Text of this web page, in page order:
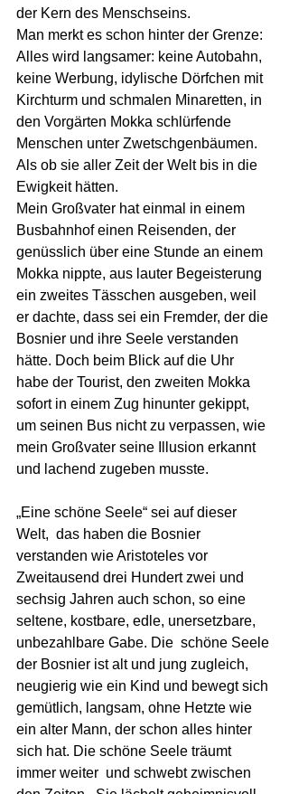
der Kern des Menschseins.
Man merkt es schon hinter der Grenze:
Alles wird langsamer: keine Autobahn,
keine Werbung, idylische Dörfchen mit
Kirchturm und schmalen Minaretten, in
den Vorgärten Mokka schlürfende
Menschen unter Zwetschgenbäumen.
Als ob sie aller Zeit der Welt bis in die
Ewigkeit hätten.
Mein Großvater hat einmal in einem
Busbahnhof einen Reisenden, der
genüsslich über eine Stunde an einem
Mokka nippte, aus lauter Begeisterung
ein zweites Tässchen ausgeben, weil
er dachte, dass sei ein Fremder, der die
Bosnier und ihre Seele verstanden
hätte. Doch beim Blick auf die Uhr
habe der Tourist, den zweiten Mokka
sofort in einem Zug hinunter gekippt,
um seinen Bus nicht zu verpassen, wie
mein Großvater seine Illusion erkannt
und lachend zugeben musste.
„Eine schöne Seele“ sei auf dieser
Welt,  das haben die Bosnier
verstanden wie Aristoteles vor
Zweitausend drei Hundert zwei und
sechsig Jahren auch schon, so eine
seltene, kostbare, edle, unersetzbare,
unbezahlbare Gabe. Die  schöne Seele
der Bosnier ist alt und jung zugleich,
neugierig wie ein Kind und bewegt sich
gemütlich, langsam, ohne Hetzte wie
ein alter Mann, der schon alles hinter
sich hat. Die schöne Seele träumt
immer weiter  und schwebt zwischen